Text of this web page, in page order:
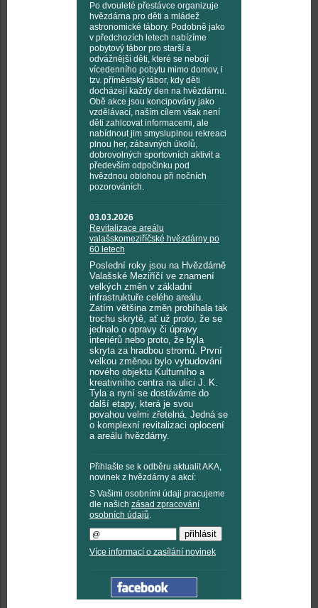
Po dvouleté přestávce organizuje
hvězdárna pro děti a mládež
astronomické tábory. Podobně jako
v předchozích letech nabízíme
pobytový tábor pro starší a
odvážnější děti, které se nebojí
vícedenního pobytu mimo domov, i
tzv. příměstský tábor, kdy děti
docházejí každý den na hvězdárnu.
Obě akce jsou koncipovány jako
vzdělávací, naším cílem však není
děti zahlcovat informacemi, ale
nabídnout jim smysluplnou rekreaci
plnou her, zábavných úkolů,
dobrovolných sportovních aktivit a
především odpočinku pod
hvězdnou oblohou při nočních
pozorováních.
03.03.2026
Revitalizace areálu
valašskomeziříčské hvězdárny po
60 letech
Poslední roky jsou na Hvězdárně
Valašské Meziříčí ve znamení
velkých změn v základní
infrastruktuře celého areálu.
Zatím většina změn probíhala tak
trochu skrytě, ať už proto, že se
jednalo o opravy či úpravy
interiérů nebo proto, že byla
skryta za hradbou stromů. První
velkou změnou bylo vybudování
nového objektu Kulturního a
kreativního centra na ulici J. K.
Tyla a nyní se dostáváme do
další etapy, která je svou
povahou velmi zřetelná. Jedná se
o komplexní revitalizaci oplocení
a areálu hvězdárny.
Přihlašte se k odběru aktualit AKA,
novinek z hvězdárny a akcí:
S Vašimi osobními údaji pracujeme
dle našich zásad zpracování
osobních údajů.
Více informací o zasílání novinek